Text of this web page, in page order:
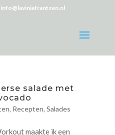
info@laviniafrantzen.nl
salade met
, Recepten, Salades
maakte ik een